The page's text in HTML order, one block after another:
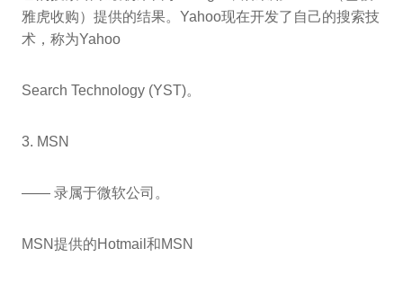
雅虎收购）提供的结果。Yahoo现在开发了自己的搜索技
术，称为Yahoo
Search Technology (YST)。
3. MSN
—— 录属于微软公司。
MSN提供的Hotmail和MSN